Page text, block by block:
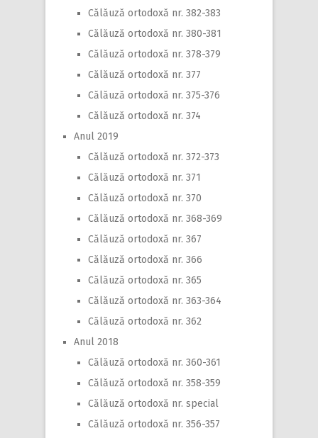
Călăuză ortodoxă nr. 382-383
Călăuză ortodoxă nr. 380-381
Călăuză ortodoxă nr. 378-379
Călăuză ortodoxă nr. 377
Călăuză ortodoxă nr. 375-376
Călăuză ortodoxă nr. 374
Anul 2019
Călăuză ortodoxă nr. 372-373
Călăuză ortodoxă nr. 371
Călăuză ortodoxă nr. 370
Călăuză ortodoxă nr. 368-369
Călăuză ortodoxă nr. 367
Călăuză ortodoxă nr. 366
Călăuză ortodoxă nr. 365
Călăuză ortodoxă nr. 363-364
Călăuză ortodoxă nr. 362
Anul 2018
Călăuză ortodoxă nr. 360-361
Călăuză ortodoxă nr. 358-359
Călăuză ortodoxă nr. special
Călăuză ortodoxă nr. 356-357